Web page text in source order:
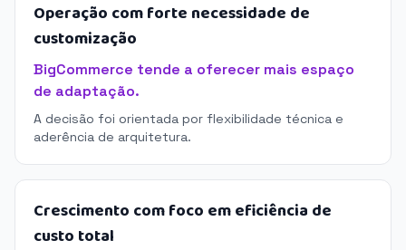
Operação com forte necessidade de
customização
BigCommerce tende a oferecer mais espaço
de adaptação.
A decisão foi orientada por flexibilidade técnica e
aderência de arquitetura.
Crescimento com foco em eficiência de
custo total